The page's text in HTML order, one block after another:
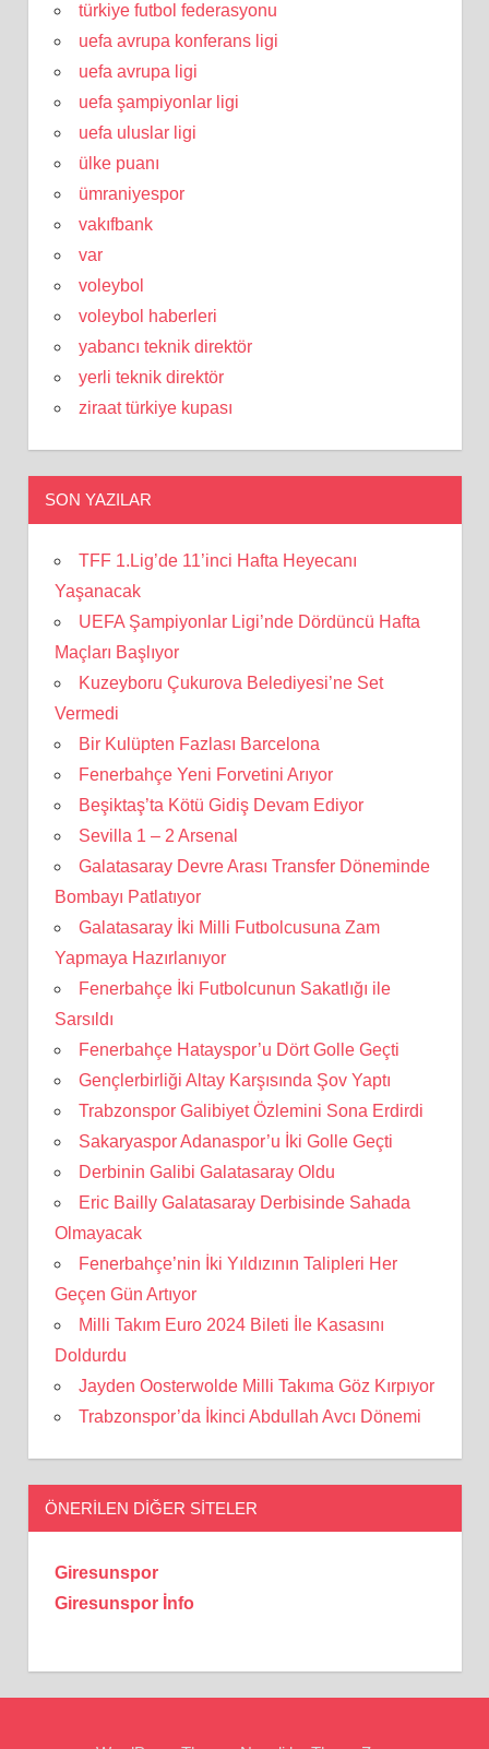
türkiye futbol federasyonu
uefa avrupa konferans ligi
uefa avrupa ligi
uefa şampiyonlar ligi
uefa uluslar ligi
ülke puanı
ümraniyespor
vakıfbank
var
voleybol
voleybol haberleri
yabancı teknik direktör
yerli teknik direktör
ziraat türkiye kupası
SON YAZILAR
TFF 1.Lig’de 11’inci Hafta Heyecanı
Yaşanacak
UEFA Şampiyonlar Ligi’nde Dördüncü Hafta
Maçları Başlıyor
Kuzeyboru Çukurova Belediyesi’ne Set
Vermedi
Bir Kulüpten Fazlası Barcelona
Fenerbahçe Yeni Forvetini Arıyor
Beşiktaş’ta Kötü Gidiş Devam Ediyor
Sevilla 1 – 2 Arsenal
Galatasaray Devre Arası Transfer Döneminde
Bombayı Patlatıyor
Galatasaray İki Milli Futbolcusuna Zam
Yapmaya Hazırlanıyor
Fenerbahçe İki Futbolcunun Sakatlığı ile
Sarsıldı
Fenerbahçe Hatayspor’u Dört Golle Geçti
Gençlerbirliği Altay Karşısında Şov Yaptı
Trabzonspor Galibiyet Özlemini Sona Erdirdi
Sakaryaspor Adanaspor’u İki Golle Geçti
Derbinin Galibi Galatasaray Oldu
Eric Bailly Galatasaray Derbisinde Sahada
Olmayacak
Fenerbahçe’nin İki Yıldızının Talipleri Her
Geçen Gün Artıyor
Milli Takım Euro 2024 Bileti İle Kasasını
Doldurdu
Jayden Oosterwolde Milli Takıma Göz Kırpıyor
Trabzonspor’da İkinci Abdullah Avcı Dönemi
ÖNERILEN DIĞER SITELER
Giresunspor
Giresunspor İnfo